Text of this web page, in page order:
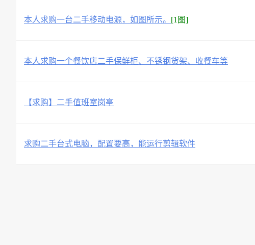
本人求购一台二手移动电源，如图所示。 [1图]
本人求购一个餐饮店二手保鲜柜、不锈钢货架、收餐车等
【求购】二手值班室岗亭
求购二手台式电脑，配置要高，能运行剪辑软件